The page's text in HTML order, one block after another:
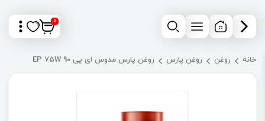
0
خانه روغن روغن پارس روغن پارس مدوس ای پی EP 75W 90